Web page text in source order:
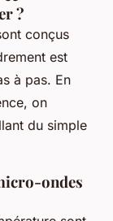
?
conçus
est
à pas. En
on
du simple
ondes